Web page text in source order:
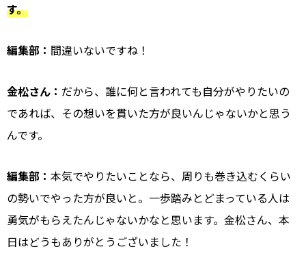
す。
編集部： 間違いないですね！
金松さん： だから、誰に何と言われても自分がやりたいの
であれば、その想いを貫いた方が良いんじゃないかと思う
んです。
編集部： 本気でやりたいことなら、周りも巻き込むくらい
の勢いでやった方が良いと。一歩踏みとどまっている人は
勇気がもらえたんじゃないかなと思います。金松さん、本
日はどうもありがとうございました！